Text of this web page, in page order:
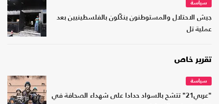
سياسة
جيش الاحتلال والمستوطنون ينكّلون بالفلسطينيين بعد
عملية تل
تقرير خاص
سياسة
"عربي21" تتشح بالسواد حدادا على شهداء الصحافة في